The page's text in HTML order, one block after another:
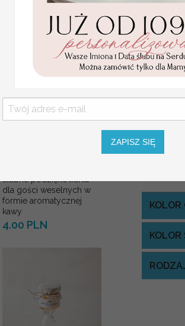
ślubne podziękowania
dla gości weselnych w
formie aromatycznej
kawy
4.00 PLN
Napisy
Butelki
butelkę z
KOLOR
KOLOR
ZAPISZ SIĘ